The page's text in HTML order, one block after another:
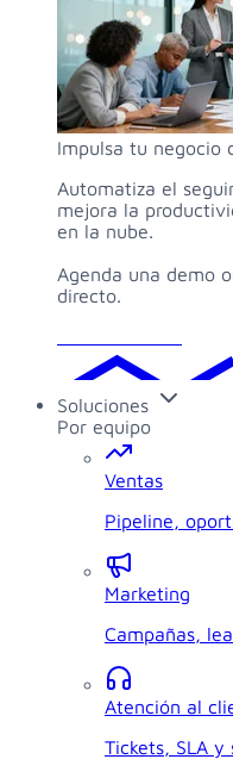
Impulsa tu negocio
Automatiza el
mejora la
en la nube.
Agenda una demo
directo.
Soluciones
Por equipo
Ventas
Pipeline,
Marketing
Campañas,
Atención al
Tickets, SLA